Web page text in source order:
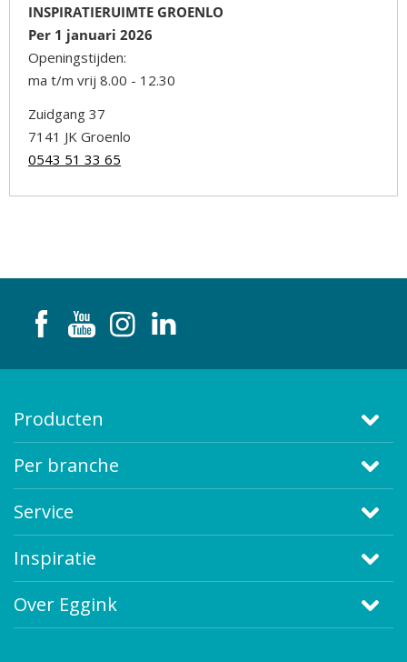
INSPIRATIERUIMTE GROENLO
Per 1 januari 2026
Openingstijden:
ma t/m vrij 8.00 - 12.30
Zuidgang 37
7141 JK Groenlo
0543 51 33 65
Producten
Per branche
Service
Inspiratie
Over Eggink